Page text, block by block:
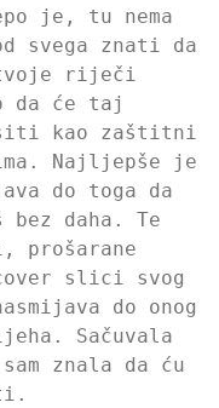
je, tu nema
svega znati da
tvoje riječi
da će taj
kao zaštitni
Najljepše je
do toga da
daha. Te
prošarane
slici svog
do onog
Sačuvala
znala da ću